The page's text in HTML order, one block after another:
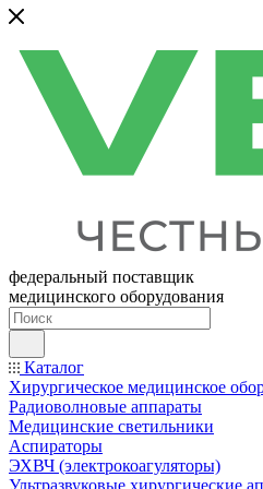
федеральный поставщик
медицинского оборудования
Каталог
Хирургическое медицинское
Радиоволновые аппараты
Медицинские светильники
Аспираторы
ЭХВЧ (электрокоагуляторы)
Ультразвуковые хирургические